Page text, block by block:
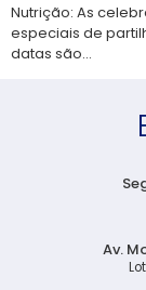
Nutrição: As
especiais de
datas são…
Av.